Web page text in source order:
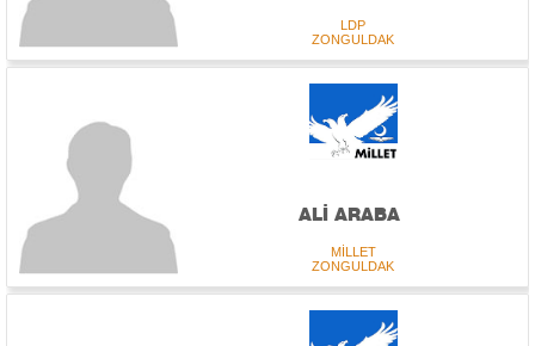
LDP
ZONGULDAK
ALİ ARABA
MİLLET
ZONGULDAK